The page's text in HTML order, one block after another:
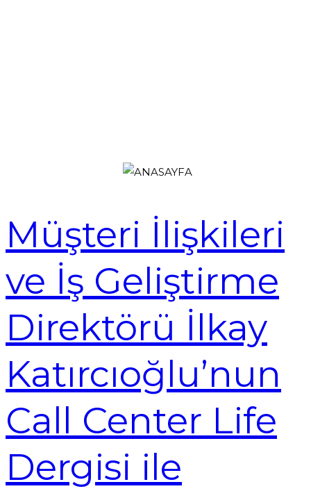
Müşteri İlişkileri
ve İş Geliştirme
Direktörü İlkay
Katırcıoğlu’nun
Call Center Life
Dergisi ile